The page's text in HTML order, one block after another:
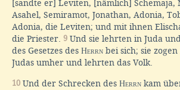
[sandte er] Leviten, [nämlich] Schemaja,
Asahel, Semiramot, Jonathan, Adonia,
Adonia, die Leviten; und mit ihnen
die Priester. 9 Und sie lehrten in Juda
des Gesetzes des Herrn bei sich; sie
Judas umher und lehrten das Volk.
10 Und der Schrecken des Herrn kam